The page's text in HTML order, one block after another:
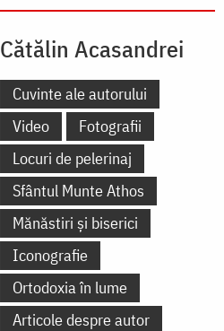
Cătălin Acasandrei
Cuvinte ale autorului
Video
Fotografii
Locuri de pelerinaj
Sfântul Munte Athos
Mănăstiri și biserici
Iconografie
Ortodoxia în lume
Articole despre autor